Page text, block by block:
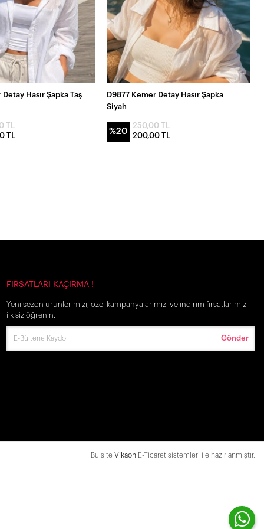
Hasır Şapka Taş
TL
TL
D9877 Kemer Detay Hasır Şapka
Siyah
%20
250,00 TL
200,00 TL
FIRSATLARI KAÇIRMA !
Yeni sezon ürünlerimizi, özel kampanyalarımızı ve indirim fırsatlarımızı
ilk siz öğrenin.
Gönder
Bu site Vikaon E-Ticaret sistemleri ile hazırlanmıştır.